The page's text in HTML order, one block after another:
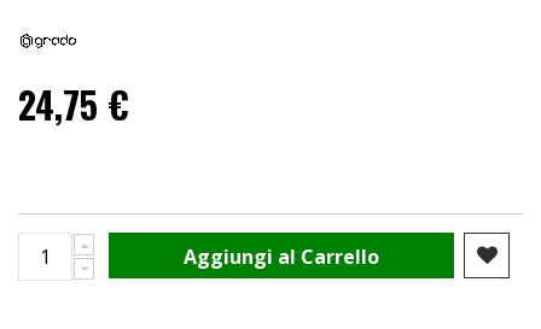
24,75 €
Aggiungi al Carrello